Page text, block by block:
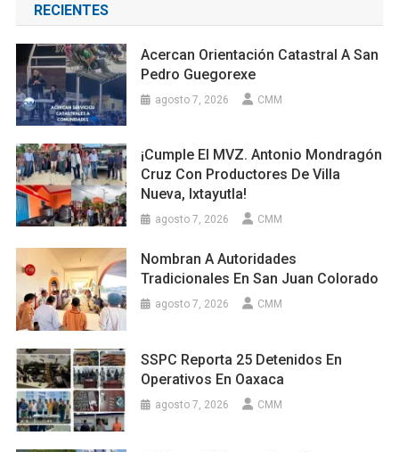
RECIENTES
Acercan Orientación Catastral A San
Pedro Guegorexe
agosto 7, 2026 CMM
¡Cumple El MVZ. Antonio Mondragón
Cruz Con Productores De Villa
Nueva, Ixtayutla!
agosto 7, 2026 CMM
Nombran A Autoridades
Tradicionales En San Juan Colorado
agosto 7, 2026 CMM
SSPC Reporta 25 Detenidos En
Operativos En Oaxaca
agosto 7, 2026 CMM